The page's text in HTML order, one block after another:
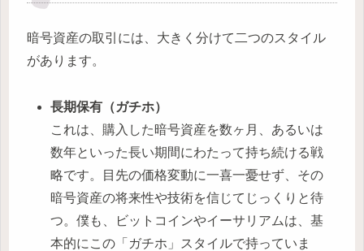
暗号資産の取引には、大きく分けて二つのスタイル
があります。
長期保有（ガチホ）
これは、購入した暗号資産を数ヶ月、あるいは
数年といった長い期間にわたって持ち続ける戦
略です。目先の価格変動に一喜一憂せず、その
暗号資産の将来性や技術を信じてじっくりと待
つ。僕も、ビットコインやイーサリアムは、基
本的にこの「ガチホ」スタイルで持っていま